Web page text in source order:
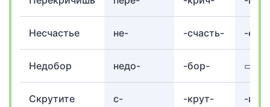
Несчастье не- -счасть- -е
Недобор недо- -бор- ▭
Скрутите с- -крут- -ите